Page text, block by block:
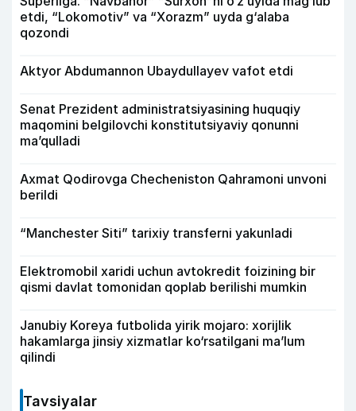
etdi, “Lokomotiv” va “Xorazm” uyda g‘alaba
qozondi
Aktyor Abdu­mannon Ubaydullayev vafot etdi
Senat Prezident administratsiyasining huquqiy
maqomini belgilovchi konstitutsiyaviy qonunni
ma’qulladi
Axmat Qodirovga Checheniston Qahramoni unvoni
berildi
“Manchester Siti” tarixiy transferni yakunladi
Elektromobil xaridi uchun avtokredit foizining bir
qismi davlat tomonidan qoplab berilishi mumkin
Janubiy Koreya futbolida yirik mojaro: xorijlik
hakamlarga jinsiy xizmatlar ko‘rsatilgani ma’lum
qilindi
Tavsiyalar